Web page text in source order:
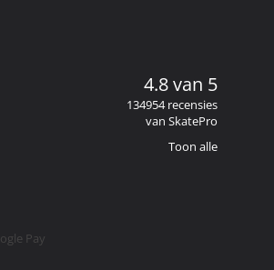
4.8 van 5
134954 recensies
van SkatePro
Toon alle